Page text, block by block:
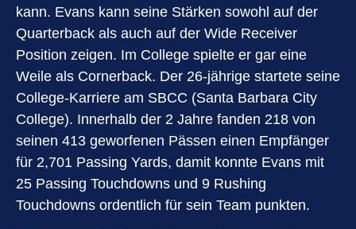
kann. Evans kann seine Stärken sowohl auf der
Quarterback als auch auf der Wide Receiver
Position zeigen. Im College spielte er gar eine
Weile als Cornerback. Der 26-jährige startete seine
College-Karriere am SBCC (Santa Barbara City
College). Innerhalb der 2 Jahre fanden 218 von
seinen 413 geworfenen Pässen einen Empfänger
für 2,701 Passing Yards, damit konnte Evans mit
25 Passing Touchdowns und 9 Rushing
Touchdowns ordentlich für sein Team punkten.